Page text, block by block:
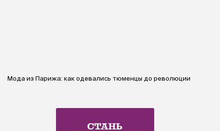
Мода из Парижа: как одевались тюменцы до революции